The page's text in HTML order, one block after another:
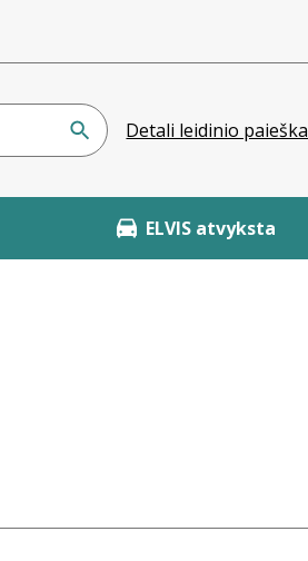
Detali leidinio paieška
ELVIS atvyksta